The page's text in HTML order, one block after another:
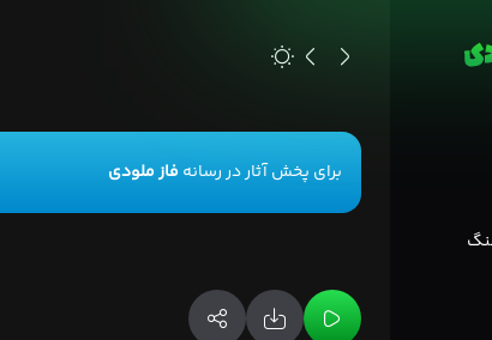
برای پخش آثار در رسانهفاز ملودی